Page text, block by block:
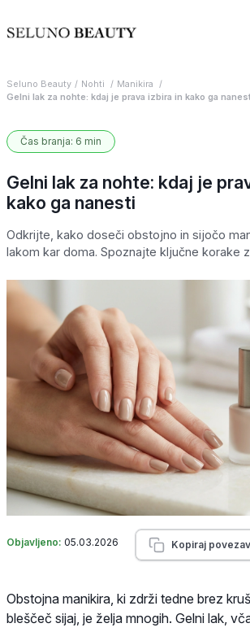
Seluno Beauty Nohti
Manikira
Gelni lak za nohte: kdaj je prava izbira in kako ga
Čas branja: 6 min
Gelni lak za nohte: kdaj je
kako ga nanesti
Odkrijte, kako doseči obstojno in sijočo
lakom kar doma. Spoznajte ključne korake
Objavljeno: 05.03.2026 Kopiraj
Obstojna manikira, ki zdrži tedne brez
bleščeč sijaj, je želja mnogih. Gelni lak,